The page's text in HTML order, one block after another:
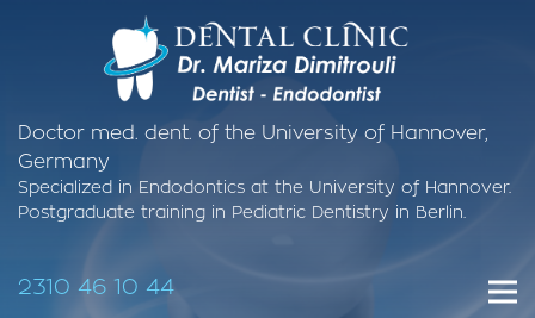
Doctor med. dent. of the University of Hannover,
Germany
Specialized in Endodontics at the University of Hannover.
Postgraduate training in Pediatric Dentistry in Berlin.
2310 46 10 44